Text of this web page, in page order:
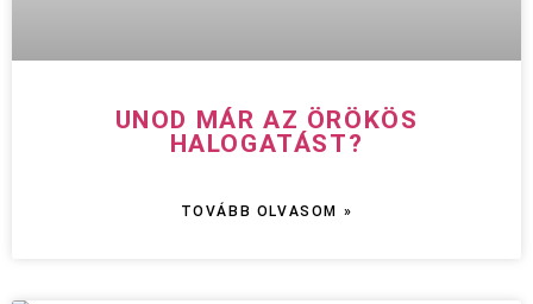
UNOD MÁR AZ ÖRÖKÖS
HALOGATÁST?
TOVÁBB OLVASOM »